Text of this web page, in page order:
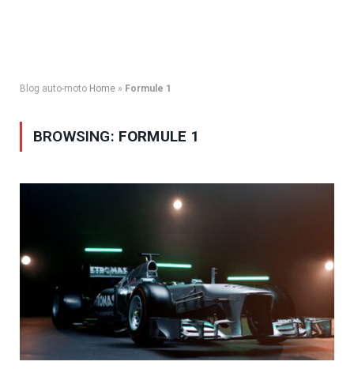
Blog auto-moto Home » Formule 1
BROWSING: FORMULE 1